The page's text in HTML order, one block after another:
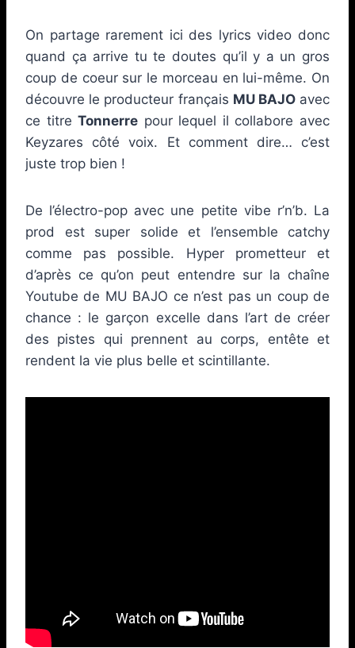
On partage rarement ici des lyrics video donc
quand ça arrive tu te doutes qu’il y a un gros
coup de coeur sur le morceau en lui-même. On
découvre le producteur français MU BAJOavec
ce titreTonnerre pour lequel il collabore avec
Keyzares côté voix. Et comment dire… c’est
juste trop bien !
De l’électro-pop avec une petite vibe r’n’b. La
prod est super solide et l’ensemble catchy
comme pas possible. Hyper prometteur et
d’après ce qu’on peut entendre sur la chaîne
Youtube de MU BAJO ce n’est pas un coup de
chance : le garçon excelle dans l’art de créer
des pistes qui prennent au corps, entête et
rendent la vie plus belle et scintillante.